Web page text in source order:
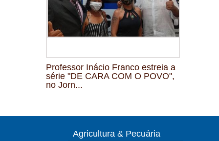
Professor Inácio Franco estreia a
série "DE CARA COM O POVO",
no Jorn...
Agricultura & Pecuária